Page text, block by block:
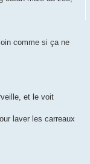
comme si ça ne
et le voit
laver les carreaux